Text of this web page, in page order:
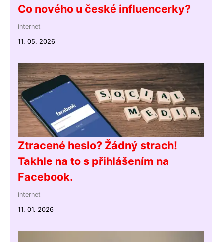
Co nového u české influencerky?
internet
11. 05. 2026
Ztracené heslo? Žádný strach!
Takhle na to s přihlášením na
Facebook.
internet
11. 01. 2026